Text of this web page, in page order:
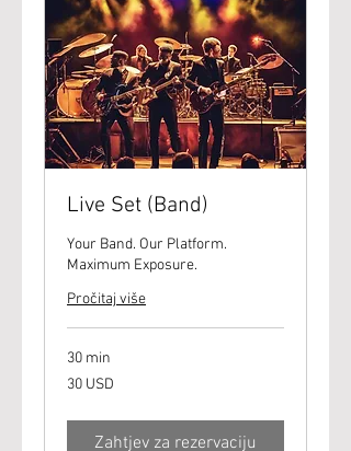
Live Set (Band)
Your Band. Our Platform.
Maximum Exposure.
Pročitaj više
30 min
30
američkih
30 USD
Zahtjev za rezervaciju